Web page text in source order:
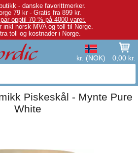
- danske favorittmerker.
79 kr - Gratis fra 899 kr.
opptil 70 % på 4000 varer.
inkl norsk MVA og toll til Norge.
toll og kostnader i Norge.
kr. (NOK) 0,00 kr.
Piskeskål - Mynte Pure
White